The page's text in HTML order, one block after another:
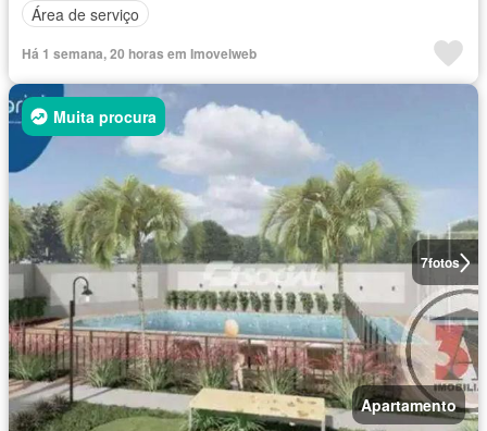
Área de serviço
Há 1 semana, 20 horas em Imovelweb
7fotos
Muita procura
Apartamento